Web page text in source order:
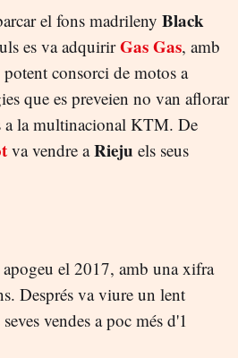
el fons madrileny Black
es va adquirir Gas Gas, amb
consorci de motos a
que es preveien no van aflorar
a la multinacional KTM. De
va vendre aRieju els seus
el 2017, amb una xifra
Després va viure un lent
vendes a poc més d'1